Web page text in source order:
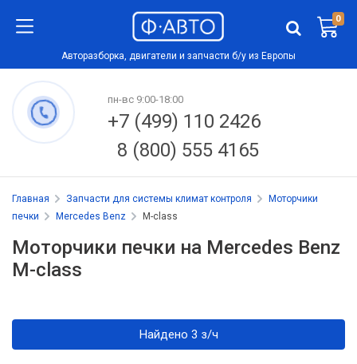
0
Авторазборка, двигатели и запчасти б/у из Европы
пн-вс 9:00-18:00
+7 (499) 110 2426
8 (800) 555 4165
Главная Запчасти для системы климат контроля
Моторчики
печки
Mercedes Benz M-class
Моторчики печки на Mercedes Benz
M-class
Найдено 3 з/ч